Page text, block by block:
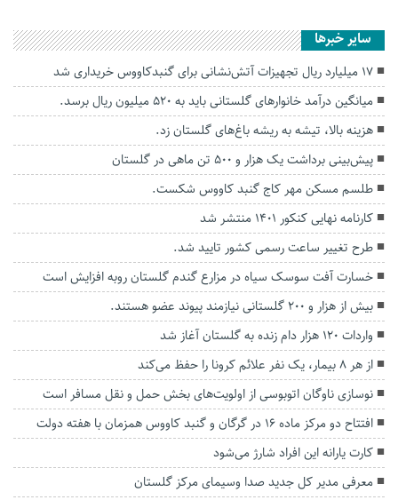
سایر خبرها
۱۷ میلیارد ریال تجهیزات آتش‌نشانی برای گنبدکاووس خریداری شد
میانگین درآمد خانوارهای گلستانی باید به ۵۲۰ میلیون ریال برسد.
هزینه بالا، تیشه به ریشه باغ‌های گلستان زد.
پیش‌بینی برداشت یک هزار و ۵۰۰ تن ماهی در گلستان
طلسم مسکن مهر کاج گنبد کاووس شکست.
کارنامه نهایی کنکور ۱۴۰۱ منتشر شد
طرح تغییر ساعت رسمی کشور تایید شد.
خسارت آفت سوسک سیاه در مزارع گندم گلستان روبه افزایش است
بیش از هزار و ۲۰۰ گلستانی نیازمند پیوند عضو هستند.
واردات ۱۲۰ هزار دام زنده به گلستان آغاز شد
از هر ۸ بیمار، یک نفر علائم کرونا را حفظ می‌کند
نوسازی ناوگان اتوبوسی از اولویت‌های بخش حمل و نقل مسافر است
افتتاح دو مرکز ماده ۱۶ در گرگان و گنبد کاووس همزمان با هفته دولت
کارت یارانه این افراد شارژ می‌شود
معرفی مدیر کل جدید صدا وسیمای مرکز گلستان